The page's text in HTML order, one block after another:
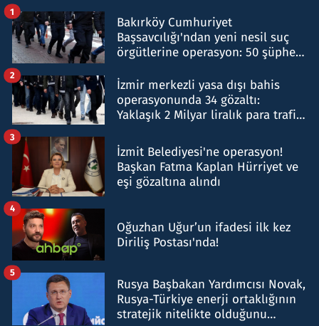
Bakırköy Cumhuriyet
Başsavcılığı'ndan yeni nesil suç
örgütlerine operasyon: 50 şüpheli
1
İzmir merkezli yasa dışı bahis
operasyonunda 34 gözaltı:
Yaklaşık 2 Milyar liralık para trafiği
2
İzmit Belediyesi'ne operasyon!
Başkan Fatma Kaplan Hürriyet ve
eşi gözaltına alındı
3
Oğuzhan Uğur’un ifadesi ilk kez
Diriliş Postası'nda!
4
Rusya Başbakan Yardımcısı Novak,
Rusya-Türkiye enerji ortaklığının
stratejik nitelikte olduğunu
5